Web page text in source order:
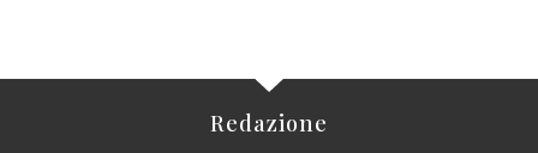
Redazione